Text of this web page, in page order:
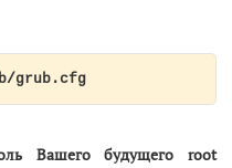
grub.cfg
Вашего будущего root